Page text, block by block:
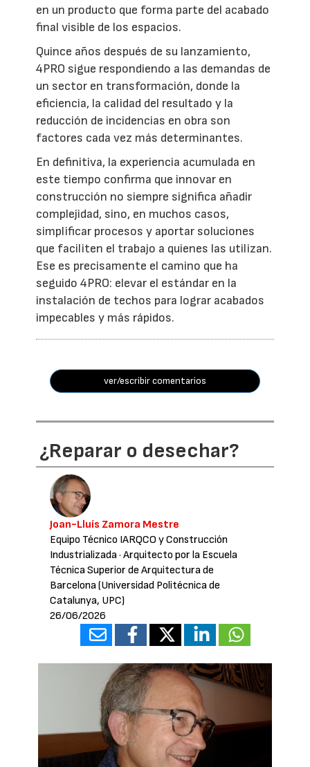
en un producto que forma parte del acabado
final visible de los espacios.
Quince años después de su lanzamiento,
4PRO sigue respondiendo a las demandas de
un sector en transformación, donde la
eficiencia, la calidad del resultado y la
reducción de incidencias en obra son
factores cada vez más determinantes.
En definitiva, la experiencia acumulada en
este tiempo confirma que innovar en
construcción no siempre significa añadir
complejidad, sino, en muchos casos,
simplificar procesos y aportar soluciones
que faciliten el trabajo a quienes las utilizan.
Ese es precisamente el camino que ha
seguido 4PRO: elevar el estándar en la
instalación de techos para lograr acabados
impecables y más rápidos.
ver/escribir comentarios
¿Reparar o desechar?
Joan-Lluís Zamora Mestre
Equipo Técnico IARQCO y Construcción
Industrializada· Arquitecto por la Escuela
Técnica Superior de Arquitectura de
Barcelona (Universidad Politécnica de
Catalunya, UPC)
26/06/2026